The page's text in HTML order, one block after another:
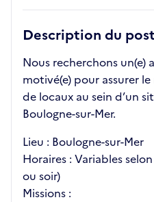
Description du
Nous recherchons un(e)
motivé(e) pour assurer
de locaux au sein d’un
Boulogne-sur-Mer.
Lieu : Boulogne-sur-Mer
Horaires : Variables
ou soir)
Missions :